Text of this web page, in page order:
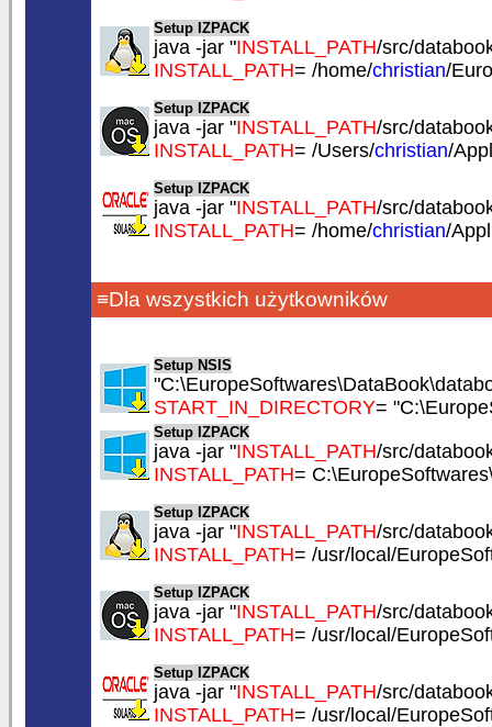
Setup IZPACK
java -jar "INSTALL_PATH/src/
INSTALL_PATH= /home/christian/
Setup IZPACK
java -jar "INSTALL_PATH/src/
INSTALL_PATH= /Users/christian/
Setup IZPACK
java -jar "INSTALL_PATH/src/
INSTALL_PATH= /home/christian/
≡Dla wszystkich użytkowników
Setup NSIS
START_IN_DIRECTORY=
Setup IZPACK
java -jar "INSTALL_PATH/src/
INSTALL_PATH=
Setup IZPACK
java -jar "INSTALL_PATH/src/
INSTALL_PATH= /usr/local/
Setup IZPACK
java -jar "INSTALL_PATH/src/
INSTALL_PATH= /usr/local/
Setup IZPACK
java -jar "INSTALL_PATH/src/
INSTALL_PATH= /usr/local/